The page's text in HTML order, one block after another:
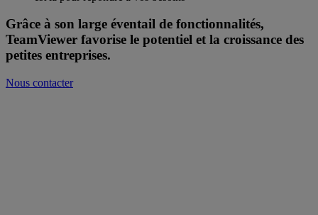
Grâce à son large éventail de fonctionnalités,
TeamViewer favorise le potentiel et la croissance des
petites entreprises.
Nous contacter